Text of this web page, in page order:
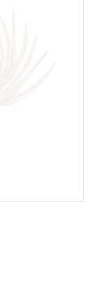
que
le
Pour
données,